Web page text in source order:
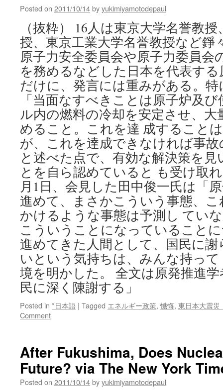
in
nuclear
cleanup
via
Reuters
Posted on 2011/10/14byyukimiyamotodepaul
（抜粋） 16人は東京大学名誉教
授、東京工業大学名誉教授など錚
原子力安全委員会や原子力委員会
を務めるなどした日本を代表す
だけに、発言には重みがある。
「当面なすべきことは原子炉及
ル内の燃料の冷却を安定させ、大
めること。これを達 成すること
が、これを達成できなければ事
と述べた点で、有効な解決策を
とを自ら認めていると も受け取
月1日、会見した田中俊一氏は「
進めて、まさかこういう事態、
かけるような事態は予測し てい
こういうことになっていること
進めてきた人間として、国民に
いという気持ちは、みんな持っ
境を明かした。 全文は原発推進
民に深く陳謝する」
Posted in *日本語 | Tagged エネルギー政策,懺悔, 東日本大震災
Comment
After Fukushima, Does
Future? via The New York
Posted on 2011/10/14byyukimiyamotodepaul